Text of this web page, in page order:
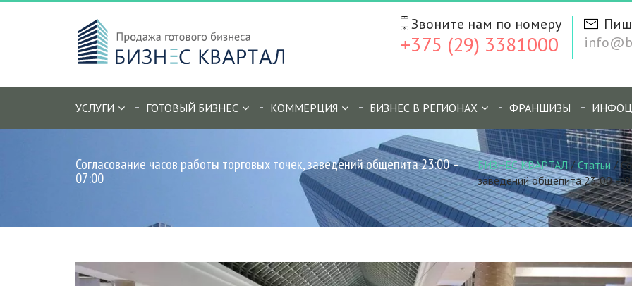
Звоните нам по номеру
+375 (29) 3381000
УСЛУГИ ГОТОВЫЙ БИЗНЕС КОММЕРЦИЯ БИЗНЕС В РЕГИОНАХ ФРАНШИЗЫ
Согласование часов работы торговых точек, заведений общепита 23:00 –
07:00
БИЗНЕС КВАРТАЛ / Статьи /
заведений общепита 23:00 –